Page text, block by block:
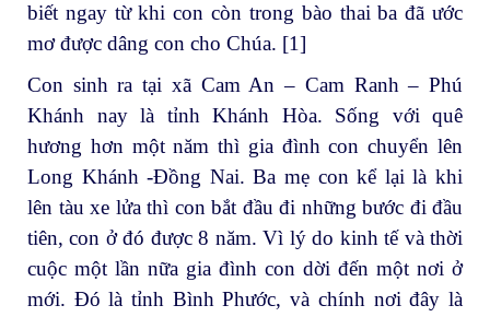
biết ngay từ khi con còn trong bào thai ba đã ước
mơ được dâng con cho Chúa. [1]
Con sinh ra tại xã Cam An – Cam Ranh – Phú
Khánh nay là tỉnh Khánh Hòa. Sống với quê
hương hơn một năm thì gia đình con chuyển lên
Long Khánh -Đồng Nai. Ba mẹ con kể lại là khi
lên tàu xe lửa thì con bắt đầu đi những bước đi đầu
tiên, con ở đó được 8 năm. Vì lý do kinh tế và thời
cuộc một lần nữa gia đình con dời đến một nơi ở
mới. Đó là tỉnh Bình Phước, và chính nơi đây là